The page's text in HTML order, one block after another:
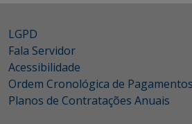
LGPD
Fala Servidor
Acessibilidade
Ordem Cronológica de Pagamentos
Planos de Contratações Anuais